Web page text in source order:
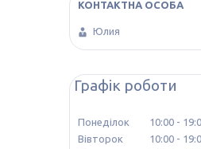
Юлия
Графік роботи
Понеділок 10:00
Вівторок
10:00